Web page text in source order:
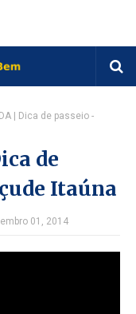
| Dica de passeio -
de
Itaúna
01, 2014